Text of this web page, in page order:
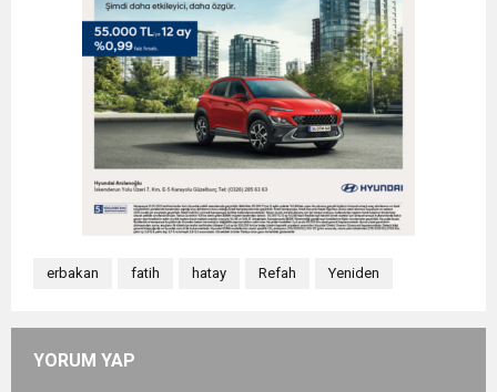
erbakan fatih hatay Refah Yeniden
YORUM YAP